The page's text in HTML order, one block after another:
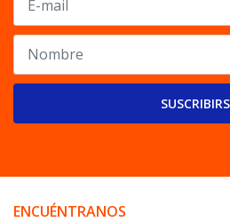
ENCUÉNTRANOS